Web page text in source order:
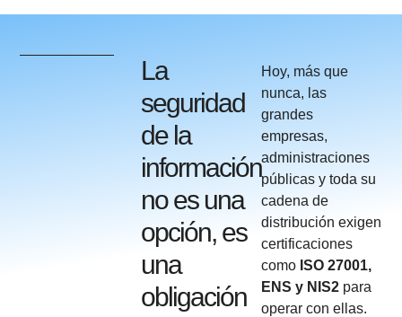
La
seguridad
de la
información
no es una
opción, es
una
obligación
Hoy, más que
nunca, las
grandes
empresas,
administraciones
públicas y toda su
cadena de
distribución exigen
certificaciones
como ISO 27001,
ENS y NIS2 para
operar con ellas.